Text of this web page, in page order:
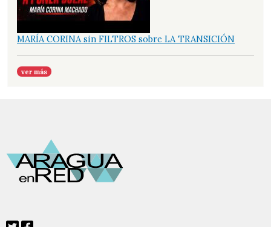
MARÍA CORINA sin FILTROS sobre LA TRANSICIÓN
ver más